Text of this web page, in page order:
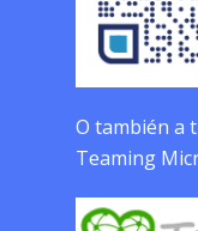
O también a
Teaming